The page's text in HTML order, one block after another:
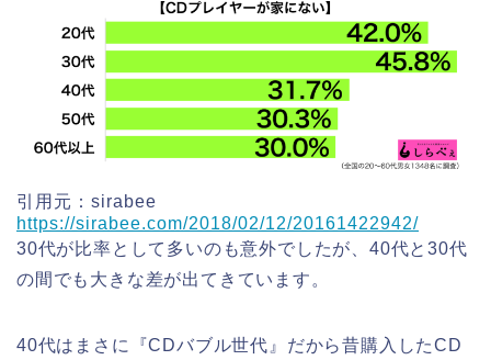
引用元：sirabee
https://sirabee.com/2018/02/12/20161422942/
30代が比率として多いのも意外でしたが、40代と30代
の間でも大きな差が出てきています。
40代はまさに『CDバブル世代』だから昔購入したCD